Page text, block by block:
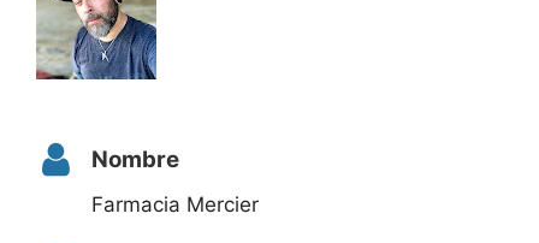
Nombre
Farmacia Mercier